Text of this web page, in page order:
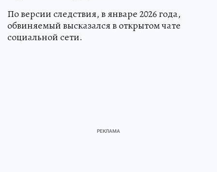
По версии следствия, в январе 2026 года,
обвиняемый высказался в открытом чате
социальной сети.